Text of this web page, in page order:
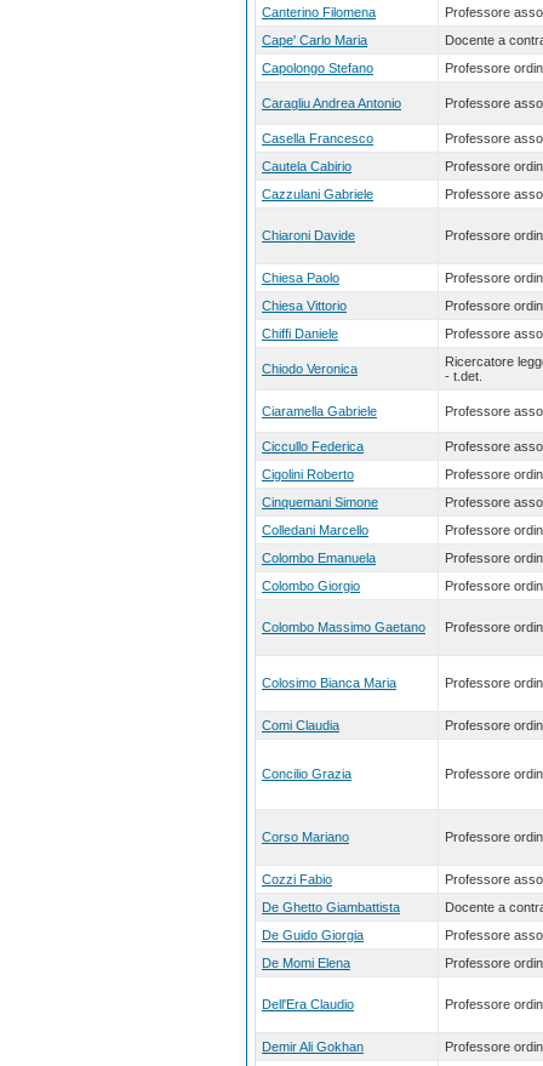
Canterino Filomena
Professore
Cape' Carlo Maria
Docente a
Capolongo Stefano
Professore
Caragliu Andrea Antonio Professore
Casella Francesco
Professore
Cautela Cabirio
Professore
Cazzulani Gabriele
Professore
Chiaroni Davide Professore
Chiesa Paolo
Professore
Chiesa Vittorio
Professore
Chiffi Daniele
Professore
Chiodo Veronica
Ricercatore
- t.det.
Ciaramella Gabriele Professore
Ciccullo Federica
Professore
Cigolini Roberto
Professore
Cinquemani Simone
Professore
Colledani Marcello
Professore
Colombo Emanuela
Professore
Colombo Giorgio
Professore
Colombo Massimo Gaetano Professore
Colosimo Bianca Maria Professore
Comi Claudia Professore
Concilio Grazia Professore
Corso Mariano Professore
Cozzi Fabio
Professore
De Ghetto Giambattista
Docente a
De Guido Giorgia
Professore
De Momi Elena
Professore
Dell'Era Claudio Professore
Demir Ali Gokhan
Professore